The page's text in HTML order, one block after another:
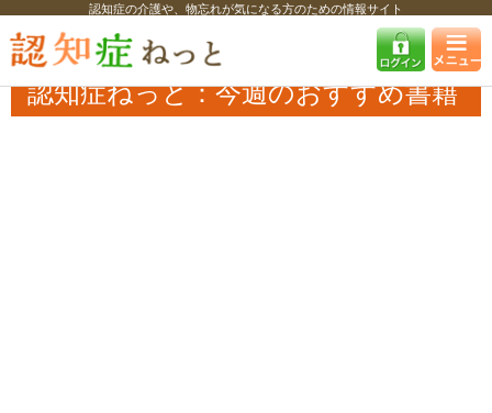
認知症の介護や、物忘れが気になる方のための情報サイト
認知症ねっと 認知症最新ニュース その他
認知症ねっと：今週のおす
すめ書籍
認知症ねっと：今週のおすすめ書籍